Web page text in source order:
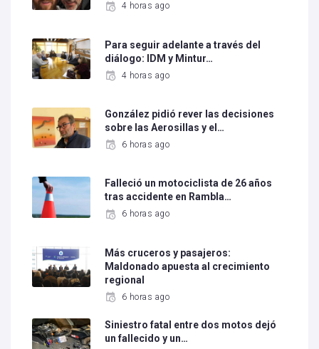
4 horas ago
Para seguir adelante a través del
diálogo: IDM y Mintur…
4 horas ago
González pidió rever las decisiones
sobre las Aerosillas y el…
6 horas ago
Falleció un motociclista de 26 años
tras accidente en Rambla…
6 horas ago
Más cruceros y pasajeros:
Maldonado apuesta al crecimiento
regional
6 horas ago
Siniestro fatal entre dos motos dejó
un fallecido y un…